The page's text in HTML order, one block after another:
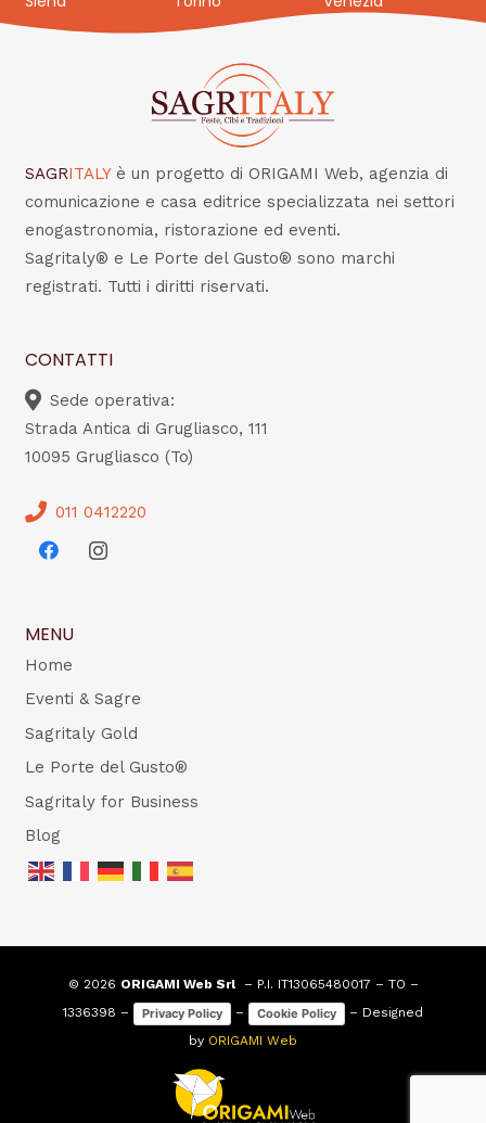
SAGRITALY è un progetto di ORIGAMI Web, agenzia di
comunicazione e casa editrice specializzata nei settori
enogastronomia, ristorazione ed eventi.
Sagritaly® e Le Porte del Gusto® sono marchi
registrati. Tutti i diritti riservati.
CONTATTI
Sede operativa:
Strada Antica di Grugliasco, 111
10095 Grugliasco (To)
011 0412220
MENU
Home
Eventi & Sagre
Sagritaly Gold
Le Porte del Gusto®
Sagritaly for Business
Blog
© 2026 ORIGAMI Web Srl– P.I. IT13065480017 – TO –
1336398 –
Privacy Policy – Cookie Policy
– Designed
by ORIGAMI Web